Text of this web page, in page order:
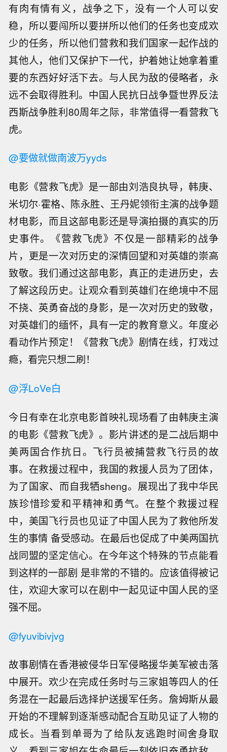
有肉有情有义，战争之下，没有一个人可以安
稳，所以要闯所以要拼所以他们的任务也变成欢
少的任务，所以他们营救和我们国家一起作战的
其他人，他们又保护下一代，护着她让她拿着重
要的东西好好活下去。与人民为敌的侵略者，永
远不会取得胜利。中国人民抗日战争暨世界反法
西斯战争胜利80周年之际，非常值得一看营救飞
虎。
@要做就做南波万yyds
电影《营救飞虎》是一部由刘浩良执导，韩庚、
米切尔·霍格、陈永胜、王丹妮领衔主演的战争题
材电影，而且这部电影还是导演拍摄的真实的历
史事件。《营救飞虎》不仅是一部精彩的战争
片，更是一次对历史的深情回望和对英雄的崇高
致敬。我们通过这部电影，真正的走进历史，去
了解这段历史。让观众看到英雄们在绝境中不屈
不挠、英勇奋战的身影，是一次对历史的致敬，
对英雄们的缅怀，具有一定的教育意义。年度必
看动作片预定！《营救飞虎》剧情在线，打戏过
瘾，看完只想二刷！
@浮LoVe白
今日有幸在北京电影首映礼现场看了由韩庚主演
的电影《营救飞虎》。影片讲述的是二战后期中
美两国合作抗日。飞行员被捕营救飞行员的故
事。在救援过程中，我国的救援人员为了团体，
为了国家、而自我牺sheng。展现出了我中华民
族珍惜珍爱和平精神和勇气。在整个救援过程
中，美国飞行员也见证了中国人民为了救他所发
生的事情 备受感动。在最后也促成了中美两国抗
战同盟的坚定信心。在今年这个特殊的节点能看
到这样的一部剧 是非常的不错的。应该值得被记
住，欢迎大家可以在剧中一起见证中国人民的坚
强不屈。
@fyuvibivjvg
故事剧情在香港被侵华日军侵略援华美军被击落
中展开。欢少在完成任务时与三家姐等四人的任
务混在一起最后选择护送援军任务。詹姆斯从最
开始的不理解到逐渐感动配合互助见证了人物的
成长。当看到单哥为了给队友逃跑时间舍身取